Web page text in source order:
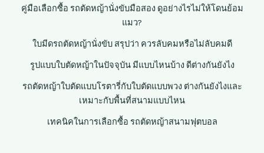
คู่มือเลือกซื้อ รถตัดหญ้านั่งขับมือสอง ดูอย่างไรไม่ให้โดนย้อม
แมว?
ใบมีดรถตัดหญ้านั่งขับ สรุปว่า ควรลับคมหรือไม่ลับคมดี
รูปแบบใบตัดหญ้าในปัจจุบัน มีแบบไหนบ้าง ดีต่างกันยังไง
รถตัดหญ้าใบตัดแบบโรตารี่กับใบตัดแบบพวง ต่างกันยังไงและ
เหมาะกับพื้นที่สนามแบบไหน
เทคนิคในการเลือกซื้อ รถตัดหญ้าสนามฟุตบอล